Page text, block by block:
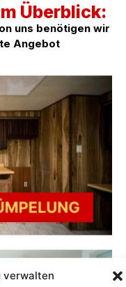
verwalten
Überblick:
uns benötigen wir
Angebot